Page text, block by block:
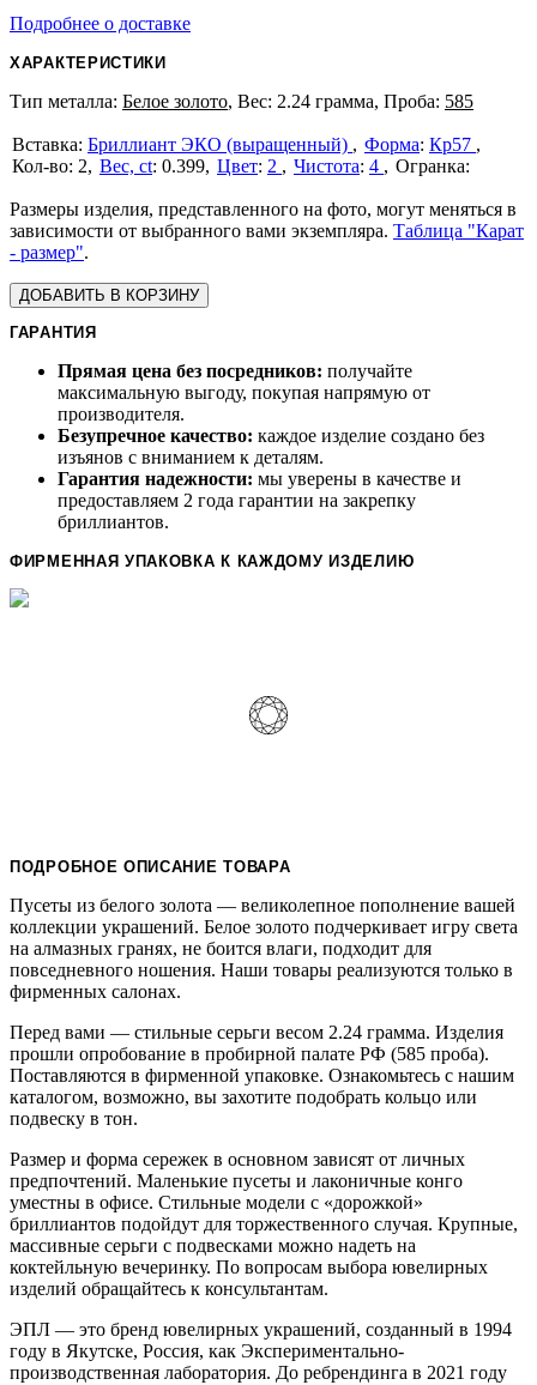
Подробнее о доставке
ХАРАКТЕРИСТИКИ
Тип металла: Белое золото, Вес: 2.24 грамма, Проба: 585
Бриллиант ЭКО (выращенный) Форма: Кр57
2
Вес, ct: 0.399 Цвет: 2 Чистота: 4
Размеры изделия, представленного на фото, могут меняться в
зависимости от выбранного вами экземпляра. Таблица "Карат
- размер".
ДОБАВИТЬ В КОРЗИНУ
ГАРАНТИЯ
Прямая цена без посредников: получайте
максимальную выгоду, покупая напрямую от
производителя.
Безупречное качество: каждое изделие создано без
изъянов с вниманием к деталям.
Гарантия надежности: мы уверены в качестве и
предоставляем 2 года гарантии на закрепку
бриллиантов.
ФИРМЕННАЯ УПАКОВКА К КАЖДОМУ ИЗДЕЛИЮ
ПОДРОБНОЕ ОПИСАНИЕ ТОВАРА
Пусеты из белого золота — великолепное пополнение вашей
коллекции украшений. Белое золото подчеркивает игру света
на алмазных гранях, не боится влаги, подходит для
повседневного ношения. Наши товары реализуются только в
фирменных салонах.
Перед вами — стильные серьги весом 2.24 грамма. Изделия
прошли опробование в пробирной палате РФ (585 проба).
Поставляются в фирменной упаковке. Ознакомьтесь с нашим
каталогом, возможно, вы захотите подобрать кольцо или
подвеску в тон.
Размер и форма сережек в основном зависят от личных
предпочтений. Маленькие пусеты и лаконичные конго
уместны в офисе. Стильные модели с «дорожкой»
бриллиантов подойдут для торжественного случая. Крупные,
массивные серьги с подвесками можно надеть на
коктейльную вечеринку. По вопросам выбора ювелирных
изделий обращайтесь к консультантам.
ЭПЛ — это бренд ювелирных украшений, созданный в 1994
году в Якутске, Россия, как Экспериментально-
производственная лаборатория. До ребрендинга в 2021 году